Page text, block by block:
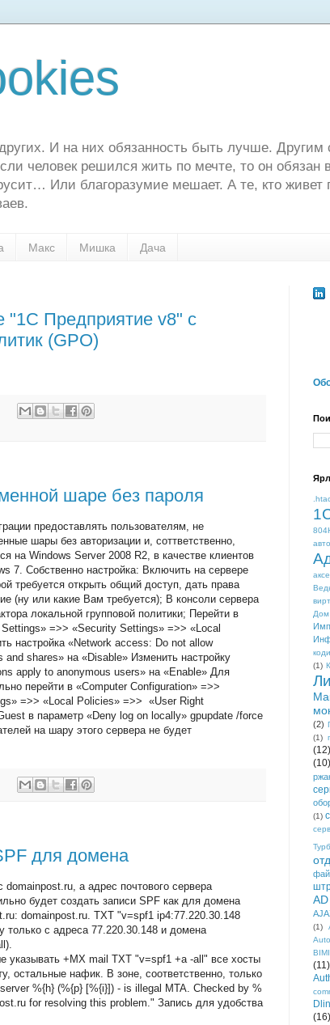
И на них обязанность быть лучше.
человек решился жить по мечте, то он обязан
Или благоразумие мешает. А те, кто
Макс Мишка Дача
"1С Предприятие v8" с
(GPO)
шаре без пароля
предоставлять пользователям, не
шары без авторизации и, соттветственно,
на Windows Server 2008 R2, в качестве клиентов
7. Собственно настройка: Включить на сервере
требуется открыть общий доступ, дать права
(ну или какие Вам требуется); В консоли сервера
локальной групповой политики; Перейти в
=>> «Security Settings» =>> «Local
настройка «Network access: Do not allow
shares» на «Disable» Изменить настройку
apply to anonymous users» на «Enable» Для
перейти в «Computer Configuration» =>>
=>> «Local Policies» =>> «User Right
в параметр «Deny log on locally» gpupdate /force
на шару этого сервера не будет
для домена
а адрес почтового сервера
будет создать записи SPF как для домена
domainpost.ru. TXT "v=spf1 ip4:77.220.30.148
только с адреса 77.220.30.148 и домена
указывать +MX mail TXT "v=spf1 +a -all" все хосты
остальные нафик. В зоне, соответственно, только
%{h} (%{p} [%{i}]) - is illegal MTA. Checked by %
for resolving this problem." Запись для удобства
Дом
(1)
(2)
(1)
(12)
(10)
(1)
AD
(1)
BIMI
(11)
(16)